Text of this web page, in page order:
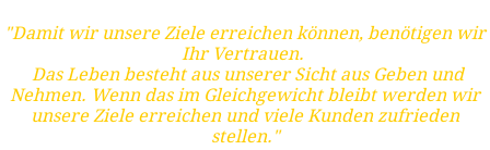
"Damit wir unsere Ziele erreichen können, benötigen wir
Ihr Vertrauen.
Das Leben besteht aus unserer Sicht aus Geben und
Nehmen. Wenn das im Gleichgewicht bleibt werden wir
unsere Ziele erreichen und viele Kunden zufrieden
stellen."